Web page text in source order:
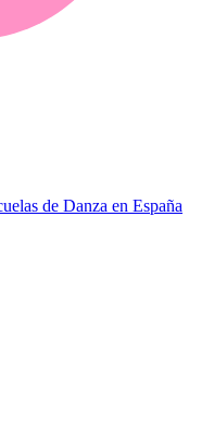
de Danza en España